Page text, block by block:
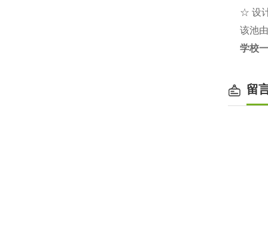
☆ 设
该池
学校
留